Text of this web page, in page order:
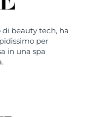
di beauty tech, ha
per
in una spa